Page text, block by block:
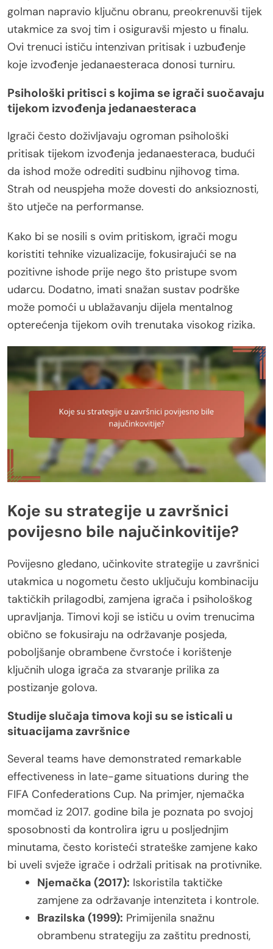
golman napravio ključnu obranu, preokrenuvši tijek
utakmice za svoj tim i osiguravši mjesto u finalu.
Ovi trenuci ističu intenzivan pritisak i uzbuđenje
koje izvođenje jedanaesteraca donosi turniru.
Psihološki pritisci s kojima se igrači suočavaju
tijekom izvođenja jedanaesteraca
Igrači često doživljavaju ogroman psihološki
pritisak tijekom izvođenja jedanaesteraca, budući
da ishod može odrediti sudbinu njihovog tima.
Strah od neuspjeha može dovesti do anksioznosti,
što utječe na performanse.
Kako bi se nosili s ovim pritiskom, igrači mogu
koristiti tehnike vizualizacije, fokusirajući se na
pozitivne ishode prije nego što pristupe svom
udarcu. Dodatno, imati snažan sustav podrške
može pomoći u ublažavanju dijela mentalnog
opterećenja tijekom ovih trenutaka visokog rizika.
Koje su strategije u završnici
povijesno bile najučinkovitije?
Povijesno gledano, učinkovite strategije u završnici
utakmica u nogometu često uključuju kombinaciju
taktičkih prilagodbi, zamjena igrača i psihološkog
upravljanja. Timovi koji se ističu u ovim trenucima
obično se fokusiraju na održavanje posjeda,
poboljšanje obrambene čvrstoće i korištenje
ključnih uloga igrača za stvaranje prilika za
postizanje golova.
Studije slučaja timova koji su se isticali u
situacijama završnice
Several teams have demonstrated remarkable
effectiveness in late-game situations during the
FIFA Confederations Cup. Na primjer, njemačka
momčad iz 2017. godine bila je poznata po svojoj
sposobnosti da kontrolira igru u posljednjim
minutama, često koristeći strateške zamjene kako
bi uveli svježe igrače i održali pritisak na protivnike.
Njemačka (2017): Iskoristila taktičke
zamjene za održavanje intenziteta i kontrole.
Brazilska (1999): Primijenila snažnu
obrambenu strategiju za zaštitu prednosti,